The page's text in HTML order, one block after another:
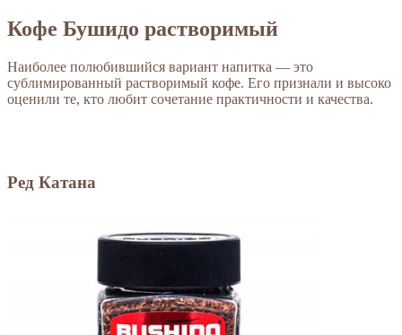
Кофе Бушидо растворимый
Наиболее полюбившийся вариант напитка — это
сублимированный растворимый кофе. Его признали и высоко
оценили те, кто любит сочетание практичности и качества.
Ред Катана